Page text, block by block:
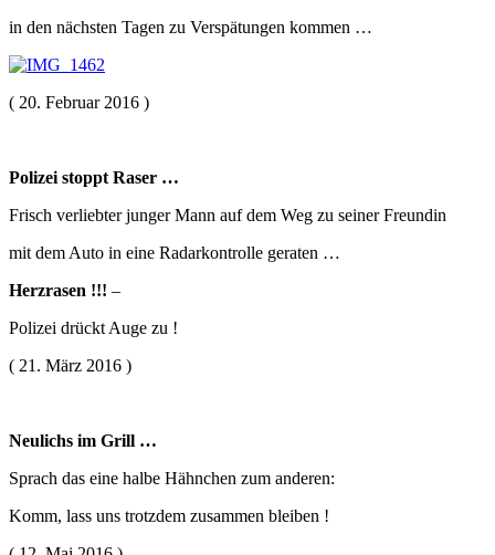
in den nächsten Tagen zu Verspätungen kommen …
( 20. Februar 2016 )
Polizei stoppt Raser …
Frisch verliebter junger Mann auf dem Weg zu seiner Freundin
mit dem Auto in eine Radarkontrolle geraten …
Herzrasen !!! –
Polizei drückt Auge zu !
( 21. März 2016 )
Neulichs im Grill …
Sprach das eine halbe Hähnchen zum anderen:
Komm, lass uns trotzdem zusammen bleiben !